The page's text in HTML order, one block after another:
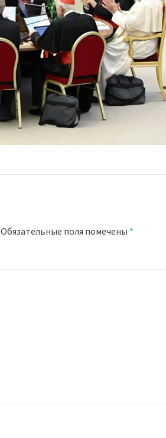
Обязательные поля помечены *